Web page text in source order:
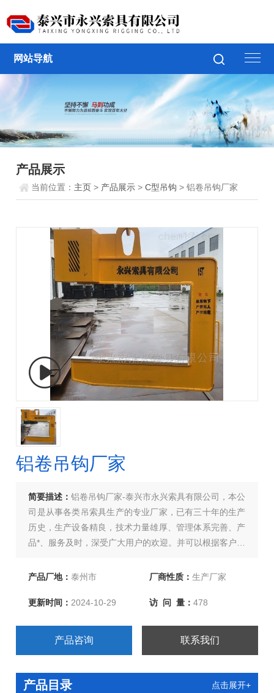
网站导航
产品展示
当前位置： 主页 > 产品展示 >C型吊钩 > 铝卷吊钩厂家
铝卷吊钩厂家
简要描述：铝卷吊钩厂家-泰兴市永兴索具有限公司，本公
司是从事各类吊索具生产的专业厂家，已有三十年的生产
历史，生产设备精良，技术力量雄厚、管理体系完善、产
品*、服务及时，深受广大用户的欢迎。并可以根据客户要
告。热忱欢迎新老客户、来函洽谈订购！
产品厂地：泰州市 厂商性质： 生产厂家
更新时间：2024-10-29 访 问 量： 478
产品咨询 联系我们
产品目录 点击展开+